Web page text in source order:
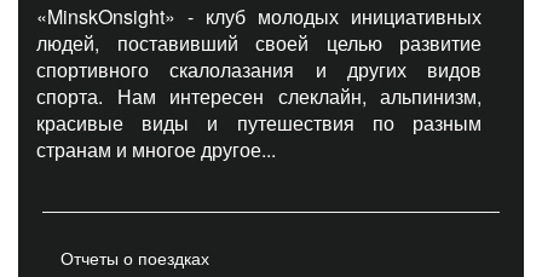
«MinskOnsight» - клуб молодых инициативных
людей, поставивший своей целью развитие
спортивного скалолазания и других видов
спорта. Нам интересен слеклайн, альпинизм,
красивые виды и путешествия по разным
странам и многое другое...
Отчеты о поездках